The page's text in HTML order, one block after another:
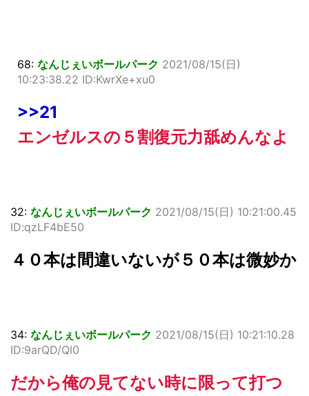
68: なんじぇいボールパーク 2021/08/15(日)
10:23:38.22 ID:KwrXe+xu0
>>21
エンゼルスの５割復元力舐めんなよ
32: なんじぇいボールパーク 2021/08/15(日) 10:21:00.45
ID:qzLF4bE50
４０本は間違いないが５０本は微妙か
34: なんじぇいボールパーク 2021/08/15(日) 10:21:10.28
ID:9arQD/Ql0
だから俺の見てない時に限って打つ